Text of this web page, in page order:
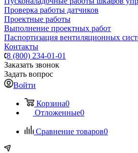
Проверка работы датчиков
Проектные работы
Выполнение проектных работ
Паспортизация вентиляционных
Контакты
8 (800) 234-01-01
Заказать звонок
Задать вопрос
Войти
Корзина0
Отложенные0
Сравнение товаров0